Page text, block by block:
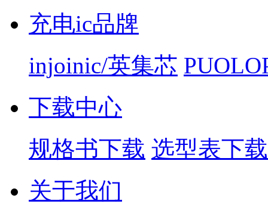
充电ic品牌
injoinic/英集芯
下载中心
规格书下载 选型表下载
关于我们